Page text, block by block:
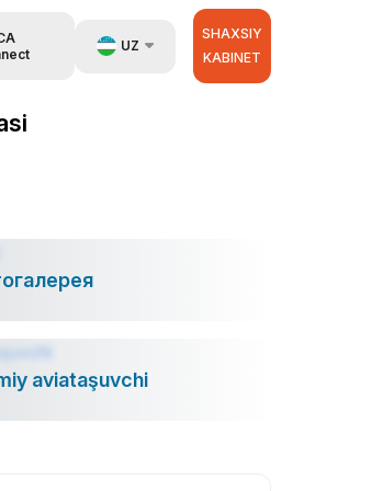
UZ
SHAXSIY
KABINET
aviataşuvchi